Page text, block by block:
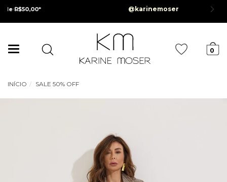
Cupom: BEMVINDA
Parcelamento em até 6x sem juros
Mudar
0
INÍCIO SALE 50% OFF